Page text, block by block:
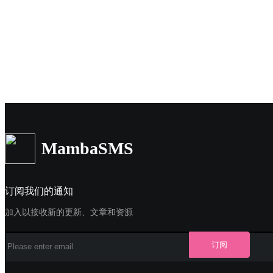
MambaSMS
订阅我们的通知
加入以接收新的更新、文章和资源
订阅